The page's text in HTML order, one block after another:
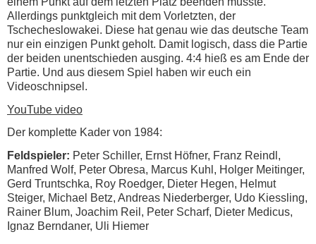
Allerdings punktgleich mit dem Vorletzten, der
Tschecheslowakei. Diese hat genau wie das deutsche Team
nur ein einzigen Punkt geholt. Damit logisch, dass die Partie
der beiden unentschieden ausging. 4:4 hieß es am Ende der
Partie. Und aus diesem Spiel haben wir euch ein
Videoschnipsel.
YouTube video
Der komplette Kader von 1984:
Feldspieler: Peter Schiller, Ernst Höfner, Franz Reindl,
Manfred Wolf, Peter Obresa, Marcus Kuhl, Holger Meitinger,
Gerd Truntschka, Roy Roedger, Dieter Hegen, Helmut
Steiger, Michael Betz, Andreas Niederberger, Udo Kiessling,
Rainer Blum, Joachim Reil, Peter Scharf, Dieter Medicus,
Ignaz Berndaner, Uli Hiemer